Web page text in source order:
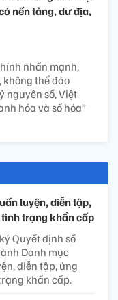
nền tảng, dư địa,
nhấn mạnh,
không thể đảo
nguyên số, Việt
hóa và số hóa”
luyện, diễn tập,
trạng khẩn cấp
Quyết định số
Danh mục
diễn tập, ứng
khẩn cấp.